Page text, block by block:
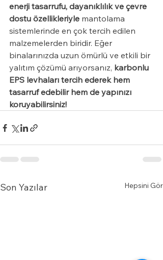
enerji tasarrufu, dayanıklılık ve çevre
dostu özellikleriyle mantolama
sistemlerinde en çok tercih edilen
malzemelerden biridir. Eğer
binalarınızda uzun ömürlü ve etkili bir
yalıtım çözümü arıyorsanız, karbonlu
EPS levhaları tercih ederek hem
tasarruf edebilir hem de yapınızı
koruyabilirsiniz!
Son Yazılar Hepsini Gör